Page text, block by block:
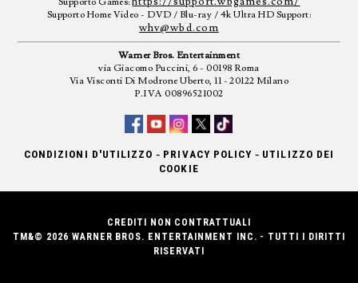
Supporto Home Video - DVD / Blu-ray / 4k Ultra HD Support:
whv@wbd.com
Warner Bros. Entertainment
via Giacomo Puccini, 6 - 00198 Roma
Via Visconti Di Modrone Uberto, 11 - 20122 Milano
P.IVA 00896521002
CONDIZIONI D'UTILIZZO - PRIVACY POLICY - UTILIZZO DEI
COOKIE
CREDITI NON CONTRATTUALI
TM&© 2026 WARNER BROS. ENTERTAINMENT INC. - TUTTI I DIRITTI
RISERVATI